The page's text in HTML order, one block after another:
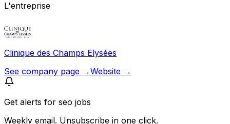
L'entreprise
Clinique des Champs Elysées
See company page →Website →
Get alerts for seo jobs
Weekly email. Unsubscribe in one click.